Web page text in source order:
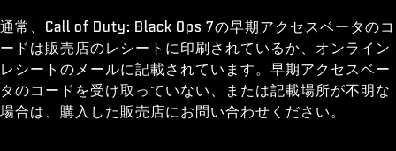
通常、Call of Duty: Black Ops 7の早期アクセスベータのコ
ードは販売店のレシートに印刷されているか、オンライン
レシートのメールに記載されています。早期アクセスベー
タのコードを受け取っていない、または記載場所が不明な
場合は、購入した販売店にお問い合わせください。